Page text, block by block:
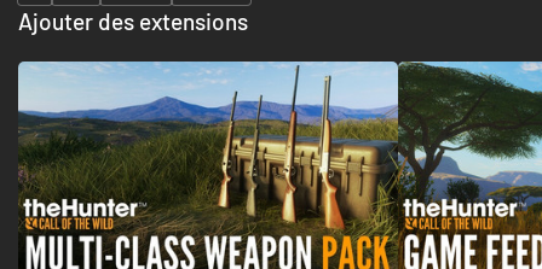
Ajouter des extensions